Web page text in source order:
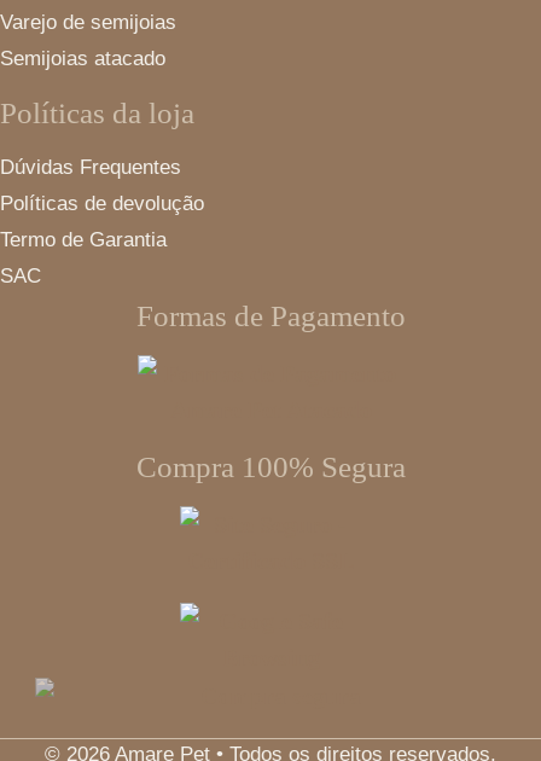
Varejo de semijoias
Semijoias atacado
Políticas da loja
Dúvidas Frequentes
Políticas de devolução
Termo de Garantia
SAC
Formas de Pagamento
Compra 100% Segura
© 2026 Amare Pet • Todos os direitos reservados.